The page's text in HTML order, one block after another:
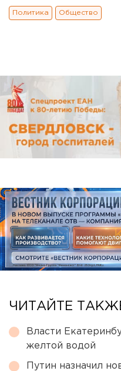
Политика Общество
ЧИТАЙТЕ
Власти
желтой водой
Путин назначил